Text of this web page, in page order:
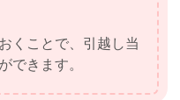
くことで、引越し当
できます。